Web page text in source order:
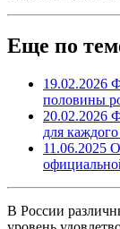
Еще по
19.02.2026
половины
20.02.2026
для
11.06.2025
В России